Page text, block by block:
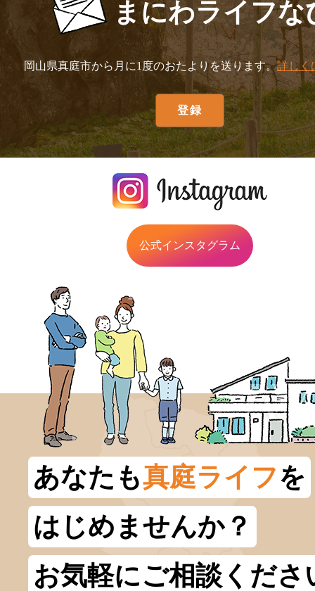
まにわライフな
岡山県真庭市から月に1度のおたよりを送ります。詳しく
公式インスタグラム
あなたも真庭ライフを
はじめませんか？
お気軽にご相談くださ